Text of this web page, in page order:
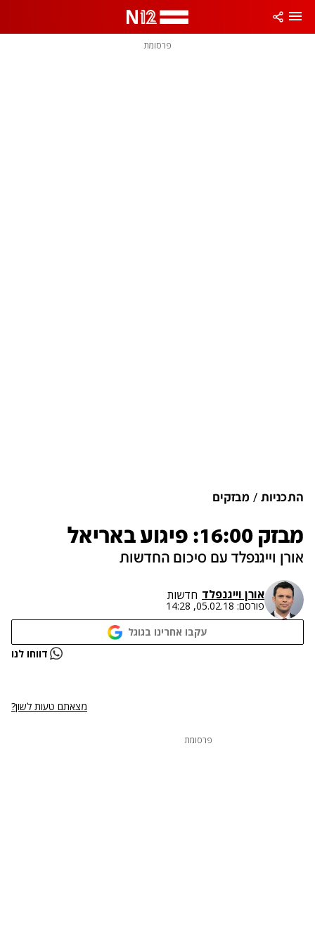
פרסומת
התכניות מבזקים
מבזק 16:00: פיגוע באריאל
אורן וייגנפלד עם סיכום החדשות
אורן וייגנפלד חדשות
פורסם: 05.02.18, 14:28
עקבו אחרינו בגוגל
נתקלנו בבעיה דווחו לנו
מצאתם טעות לשון?
פרסומת